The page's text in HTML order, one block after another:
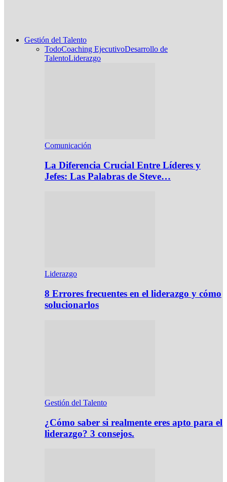
Gestión del Talento
TodoCoaching EjecutivoDesarrollo de
TalentoLiderazgo
Comunicación
La Diferencia Crucial Entre Líderes y
Jefes: Las Palabras de Steve…
Liderazgo
8 Errores frecuentes en el liderazgo y cómo
solucionarlos
Gestión del Talento
¿Cómo saber si realmente eres apto para el
liderazgo? 3 consejos.